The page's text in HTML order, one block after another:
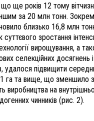
що ще років 12 тому
за 20 млн тонн.
близько 16,8 млн
зростання
вирощування, а
селекційних досягнень
удалося підвищити
га та вище, що зменшило
виробництва на
чинників (рис. 2).